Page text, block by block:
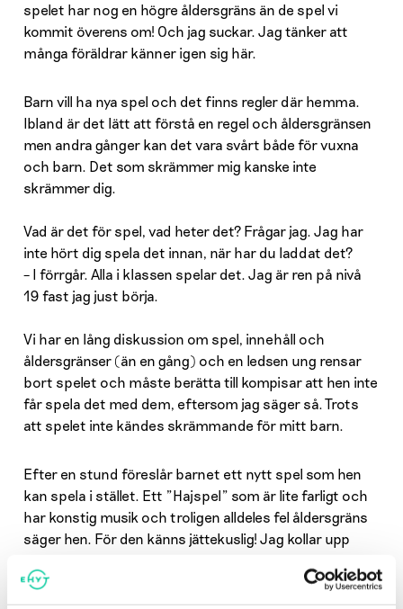
spelet har nog en högre åldersgräns än de spel vi
kommit överens om! Och jag suckar. Jag tänker att
många föräldrar känner igen sig här.
Barn vill ha nya spel och det finns regler där hemma.
Ibland är det lätt att förstå en regel och åldersgränsen
men andra gånger kan det vara svårt både för vuxna
och barn. Det som skrämmer mig kanske inte
skrämmer dig.
Vad är det för spel, vad heter det? Frågar jag. Jag har
inte hört dig spela det innan, när har du laddat det?
– I förrgår. Alla i klassen spelar det. Jag är ren på nivå
19 fast jag just börja.
Vi har en lång diskussion om spel, innehåll och
åldersgränser (än en gång) och en ledsen ung rensar
bort spelet och måste berätta till kompisar att hen inte
får spela det med dem, eftersom jag säger så. Trots
att spelet inte kändes skrämmande för mitt barn.
Efter en stund föreslår barnet ett nytt spel som hen
kan spela i stället. Ett ”Hajspel” som är lite farligt och
har konstig musik och troligen alldeles fel åldersgräns
säger hen. För den känns jättekuslig! Jag kollar upp
åldersgränsen 7, men känns farlig och jag förstår det,
jag har också hajskräck och bakgrundsljuden är